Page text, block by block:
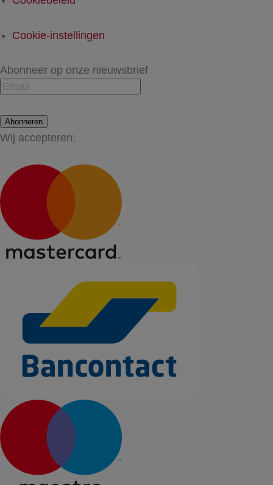
Cookie-instellingen
Abonneer op onze nieuwsbrief
Abonneren
Wij accepteren: